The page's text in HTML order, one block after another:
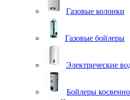
Газовые колонки
Газовые бойлеры
Электрические
Бойлеры